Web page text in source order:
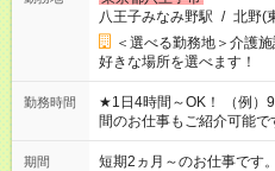
八王子みなみ野駅 / 北野(
＜選べる勤務地＞介護
好きな場所を選べます！
勤務時間
★1日4時間～OK！ （例）
間のお仕事もご紹介可能
庭の都合でお休みが必要な
週最低15時間以上の勤務
期間
短期2ヵ月～のお仕事で